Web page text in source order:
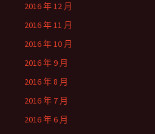
2016 年 12 月
2016 年 11 月
2016 年 10 月
2016 年 9 月
2016 年 8 月
2016 年 7 月
2016 年 6 月